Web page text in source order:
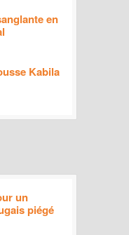
en
Kabila
un
piégé